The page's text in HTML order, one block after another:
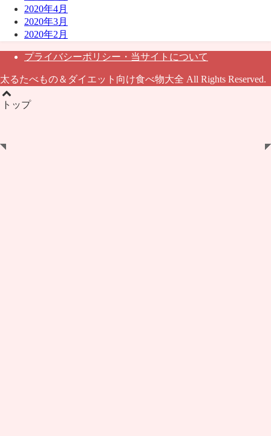
2020年4月
2020年3月
2020年2月
プライバシーポリシー・当サイトについて
太るたべもの＆ダイエット向け食べ物大全 All Rights Reserved.
トップ